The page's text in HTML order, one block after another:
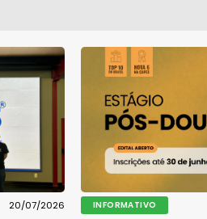
20/07/2026 INFORMATIVO